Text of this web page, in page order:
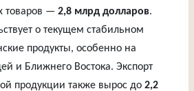
товаров — 2,8 млрд долларов.
о текущем стабильном
продукты, особенно на
и Ближнего Востока. Экспорт
продукции также вырос до 2,2